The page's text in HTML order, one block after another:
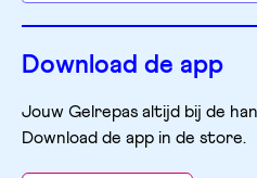
Download de app
Jouw Gelrepas altijd bij de
Download de app in de store.